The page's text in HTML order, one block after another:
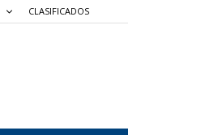
CLASIFICADOS